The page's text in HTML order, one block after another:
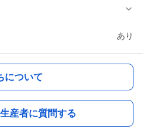
あり
について
産者に質問する